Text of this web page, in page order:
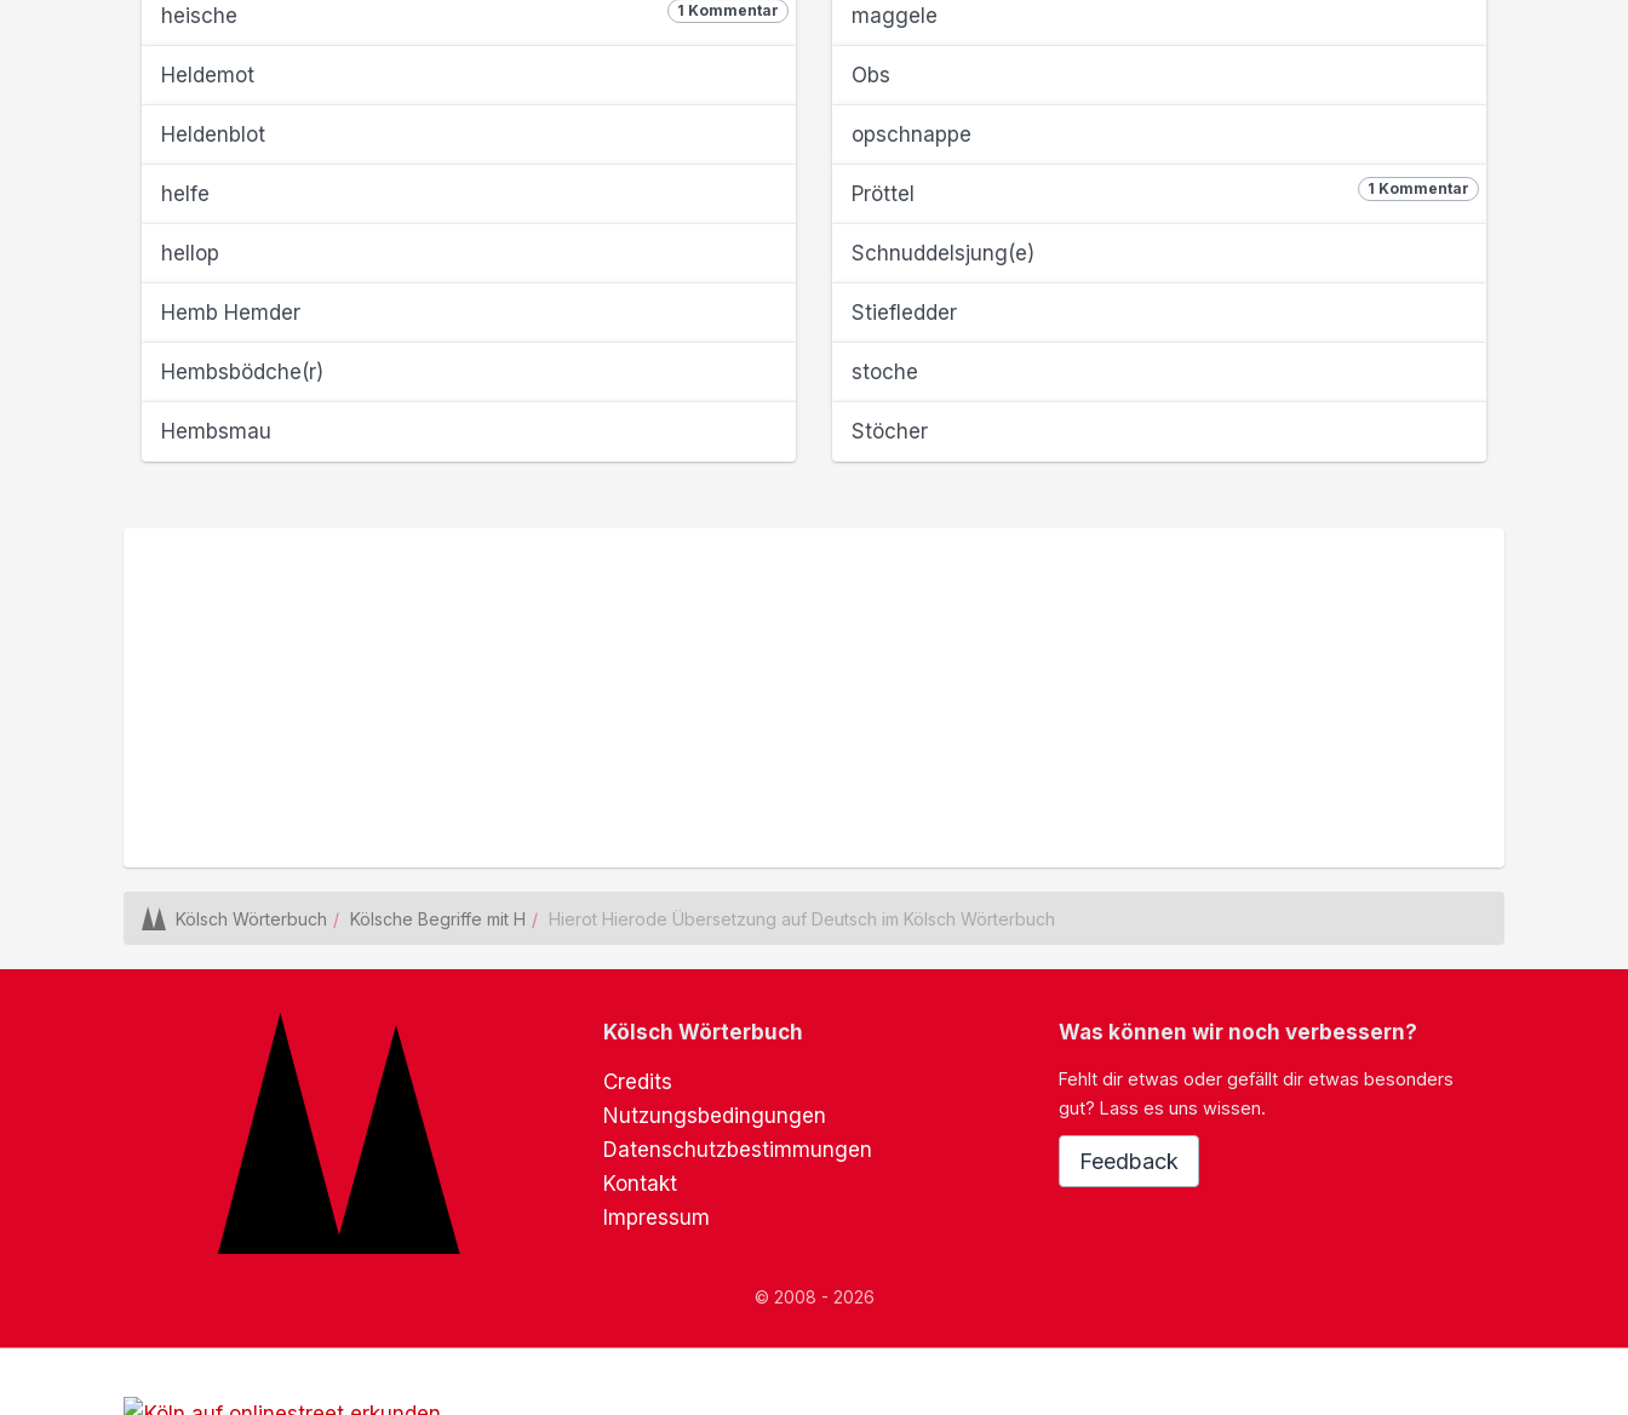
1 Kommentar
heische
Heldemot
Heldenblot
helfe
hellop
Hemb Hemder
Hembsbödche(r)
Hembsmau
maggele
Obs
opschnappe
1 Kommentar
Pröttel
Schnuddelsjung(e)
Stiefledder
stoche
Stöcher
Kölsch Wörterbuch Kölsche Begriffe mit H Hierot Hierode Übersetzung auf Deutsch im Kölsch Wörterbuch
Kölsch Wörterbuch
Credits
Nutzungsbedingungen
Datenschutzbestimmungen
Kontakt
Impressum
Was können wir noch verbessern?
Fehlt dir etwas oder gefällt dir etwas besonders
gut? Lass es uns wissen.
Feedback
© 2008 - 2026